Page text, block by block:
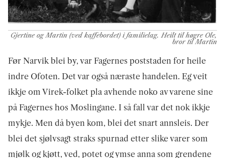
Gjertine og Martin (ved kaffebordet) i familielag. Heilt til høgre Ole,
bror til Martin
Før Narvik blei by, var Fagernes poststaden for heile
indre Ofoten. Det var også næraste handelen. Eg veit
ikkje om Virek-folket pla avhende noko av varene sine
på Fagernes hos Moslingane. I så fall var det nok ikkje
mykje. Men då byen kom, blei det snart annsleis. Der
blei det sjølvsagt straks spurnad etter slike varer som
mjølk og kjøtt, ved, potet og ymse anna som grendene